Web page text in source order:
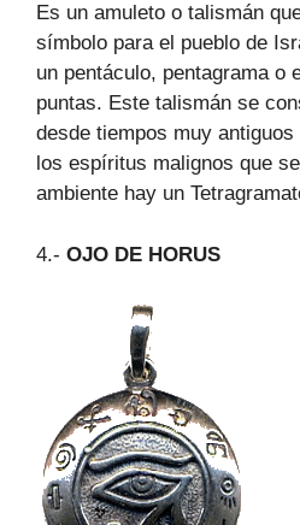
Es un amuleto o talismán
símbolo para el pueblo de
un pentáculo, pentagrama o
puntas. Este talismán se
desde tiempos muy
los espíritus malignos que
ambiente hay un
4.- OJO DE HORUS